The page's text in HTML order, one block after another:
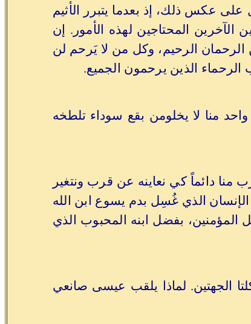
عكس ذلك، إذ بعدما يتبرر الأثيم
الآخرين المحتاجين لهذه الأمور. إن
الرحمان الرحيم، وكل من لا يَرحم لن
الذين يرحمون الجميع.
منا لا يخلومن بقع سوداء تلطخه
منا دائماً كي نعاينه عن قرب ونتغير
الإنسان الذي غُسِل بدم يسوع ابن الله
الله هي هبة مجانية لكل المؤمنين، بفضل ابنه المحبوب الذي
الجهتين. لماذا يلقب عيسى صانعي